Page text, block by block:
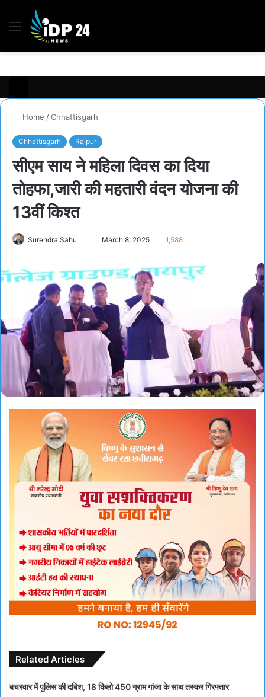
Menu
Home /Chhattisgarh
Chhattisgarh Raipur
सीएम साय ने महिला दिवस का दिया
तोहफा,जारी की महतारी वंदन योजना की
13वीं किश्त
Surendra Sahu
email
March 8, 2025 1,588
Related Articles
बचरवार में पुलिस की दबिश, 18 किलो 450 ग्राम गांजा के साथ तस्कर गिरफ्तार